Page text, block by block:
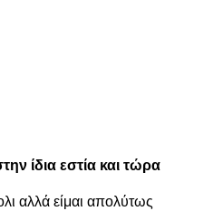
ίδια εστία και τώρα
αλλά είμαι απολύτως